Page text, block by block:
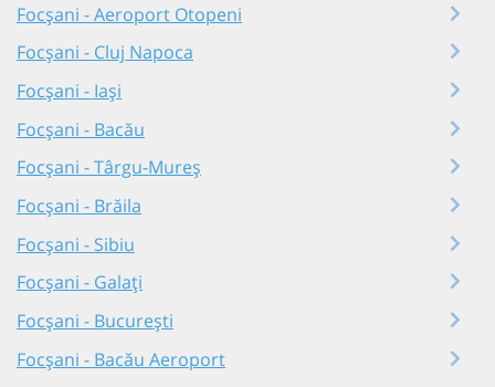
Focșani - Aeroport Otopeni
Focșani - Cluj Napoca
Focșani - Iași
Focșani - Bacău
Focșani - Târgu-Mureș
Focșani - Brăila
Focșani - Sibiu
Focșani - Galați
Focșani - București
Focșani - Bacău Aeroport